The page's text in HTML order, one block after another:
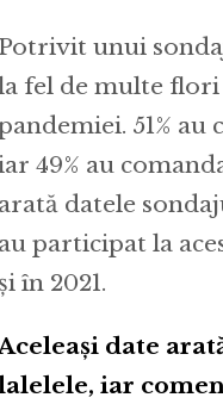
Potrivit unui
fel de multe flori
51%
49% au
arată datele
au participat la
și în 2021.
date
iar